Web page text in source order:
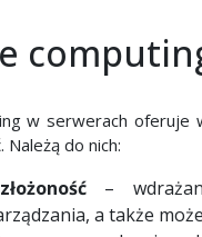
w serwerach
do nich:
–
a także